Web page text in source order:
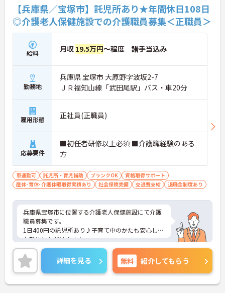
【兵庫県／宝塚市】託児所あり★年間休日108日
◎介護老人保健施設での介護職員募集＜正職員＞
給料 月収 19.5万円～程度 諸手当込み
勤務地
兵庫県 宝塚市 大原野字波坂2-7
ＪＲ福知山線「武田尾駅」バス・車20分
雇用形態 正社員(正職員)
応募要件
■初任者研修以上必須 ■介護職経験のある
方
車通勤可 託児所・育児補助 ブランクOK
資格取得サポート
産休･育休･介護休暇取得実績あり
社会保険完備 交通費支給 退職金制度あり
兵庫県宝塚市に位置する介護老人保健施設にて介護
職員募集です。
1日400円の託児所あり♪子育て中のかたも安心して
お勤めいただけます♪
ご興味ある方には、面接対策ポイントなど、さらに
詳細をお話しいたしますのでお気軽にご相談くださ
い。
詳細を見る 無料 紹介してもらう